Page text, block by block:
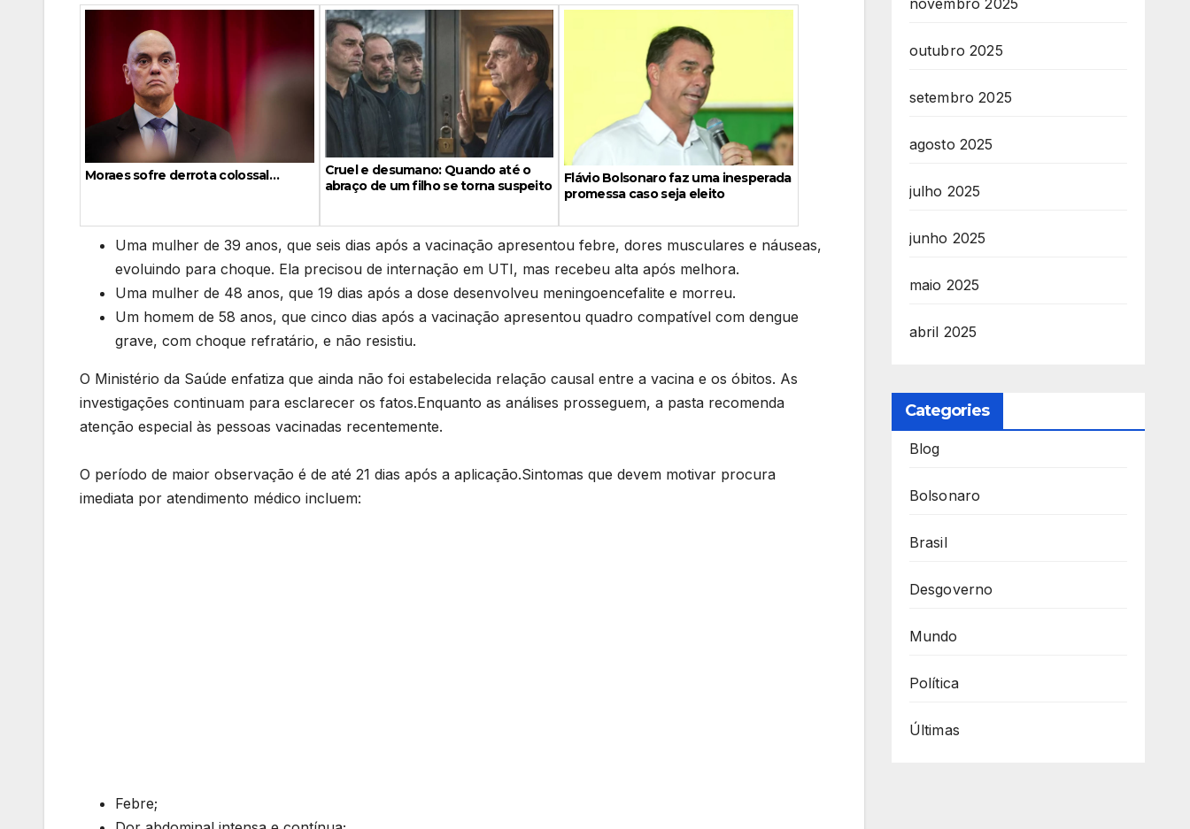
Moraes sofre derrota colossal…
Cruel e desumano: Quando até o
abraço de um filho se torna suspeito
Flávio Bolsonaro faz uma inesperada
promessa caso seja eleito
Uma mulher de 39 anos, que seis dias após a vacinação apresentou febre, dores musculares e náuseas,
evoluindo para choque. Ela precisou de internação em UTI, mas recebeu alta após melhora.
Uma mulher de 48 anos, que 19 dias após a dose desenvolveu meningoencefalite e morreu.
Um homem de 58 anos, que cinco dias após a vacinação apresentou quadro compatível com dengue
grave, com choque refratário, e não resistiu.
O Ministério da Saúde enfatiza que ainda não foi estabelecida relação causal entre a vacina e os óbitos. As
investigações continuam para esclarecer os fatos.Enquanto as análises prosseguem, a pasta recomenda
atenção especial às pessoas vacinadas recentemente.
O período de maior observação é de até 21 dias após a aplicação.Sintomas que devem motivar procura
imediata por atendimento médico incluem:
Febre;
outubro 2025
setembro 2025
agosto 2025
julho 2025
junho 2025
maio 2025
abril 2025
Categories
Blog
Bolsonaro
Brasil
Desgoverno
Mundo
Política
Últimas